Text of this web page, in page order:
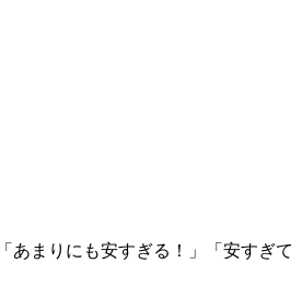
あまりにも安すぎる！」「安すぎて